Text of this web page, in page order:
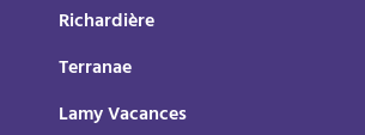
Richardière
Terranae
Lamy Vacances